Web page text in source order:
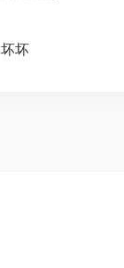
坏坏